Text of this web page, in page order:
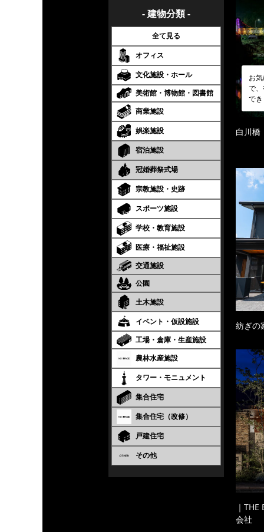
- 建物分類 -
全て見る
オフィス
文化施設・ホール
美術館・博物館・図書館
商業施設
娯楽施設
宿泊施設
冠婚葬祭式場
宗教施設・史跡
スポーツ施設
学校・教育施設
医療・福祉施設
交通施設
公園
土木施設
イベント・仮設施設
工場・倉庫・生産施設
農林水産施設
タワー・モニュメント
集合住宅
集合住宅（改修）
戸建住宅
その他
お
で
で
白川橋
紡ぎの
｜
会社